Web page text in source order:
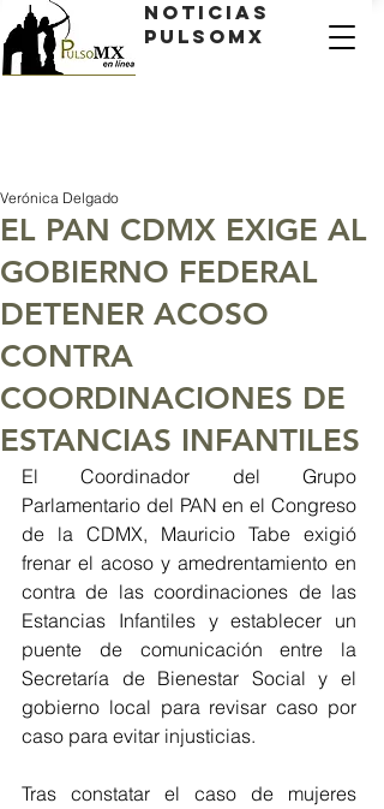
Noticias
PulsoMX
EL PAN CDMX EXIGE AL
GOBIERNO FEDERAL
DETENER ACOSO
CONTRA
COORDINACIONES DE
ESTANCIAS INFANTILES
Verónica Delgado
El Coordinador del Grupo
Parlamentario del PAN en el Congreso
de la CDMX, Mauricio Tabe exigió
frenar el acoso y amedrentamiento en
contra de las coordinaciones de las
Estancias Infantiles y establecer un
puente de comunicación entre la
Secretaría de Bienestar Social y el
gobierno local para revisar caso por
caso para evitar injusticias.
Tras constatar el caso de mujeres